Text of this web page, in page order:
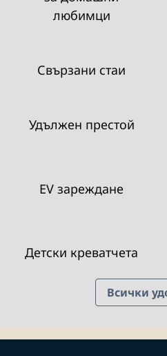
любимци
Свързани стаи
Удължен престой
EV зареждане
Детски креватчета
Всички